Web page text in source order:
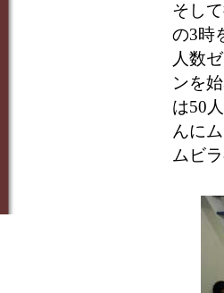
そし
の3時
人数
ンを
は50
んに
ムビ